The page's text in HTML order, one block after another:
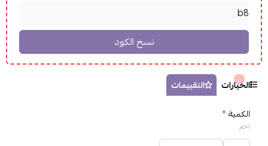
الخيارات
التقييمات
الكمية*
اختر